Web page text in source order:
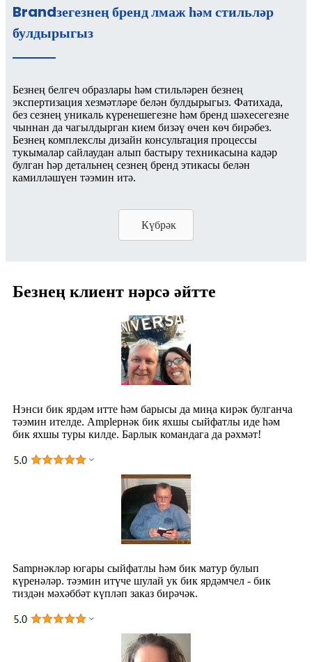
Brandзегезнең бренд лмаж һәм стильләр
булдырыгыз
Безнең белгеч образлары һәм стильләрен безнең
экспертизация хезмәтләре белән булдырыгыз. Фатихада,
без сезнең уникаль күренешегезне һәм бренд шәхесегезне
чыннан да чагылдырган кием бизәү өчен көч бирәбез.
Безнең комплекслы дизайн консультация процессы
тукымалар сайлаудан алып бастыру техникасына кадәр
булган һәр детальнең сезнең бренд этикасы белән
камилләшүен тәэмин итә.
Күбрәк
Безнең клиент нәрсә әйтте
Нэнси бик ярдәм итте һәм барысы да миңа кирәк булганча
тәэмин ителде. Ampleрнәк бик яхшы сыйфатлы иде һәм
бик яхшы туры килде. Барлык командага да рәхмәт!
Samрнәкләр югары сыйфатлы һәм бик матур булып
күренәләр. тәэмин итүче шулай ук ​​бик ярдәмчел - бик
тиздән мәхәббәт күпләп заказ бирәчәк.